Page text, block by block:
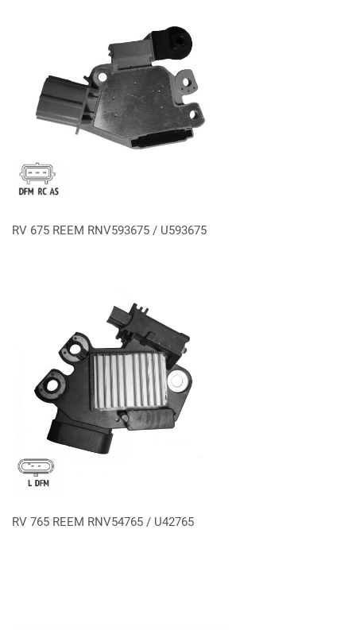
VER MÁS
RV 675 REEM RNV593675 / U593675
VER MÁS
RV 765 REEM RNV54765 / U42765